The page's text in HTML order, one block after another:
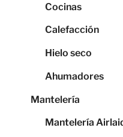
Cocinas
Calefacción
Hielo seco
Ahumadores
Mantelería
Mantelería